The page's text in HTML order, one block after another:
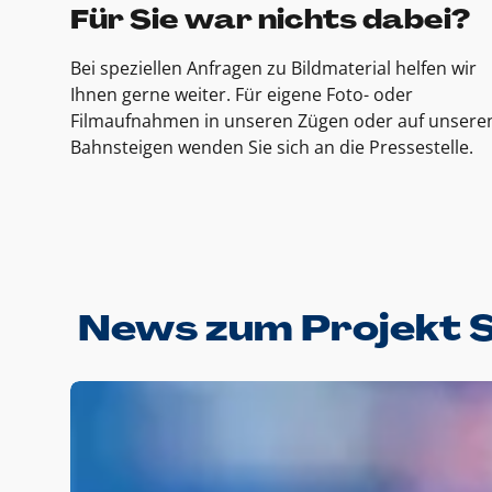
Für Sie war nichts dabei?
Bei speziellen Anfragen zu Bildmaterial helfen wir
Ihnen gerne weiter. Für eigene Foto- oder
Filmaufnahmen in unseren Zügen oder auf
Bahnsteigen wenden Sie sich an die Pressestelle.
News zum Projekt